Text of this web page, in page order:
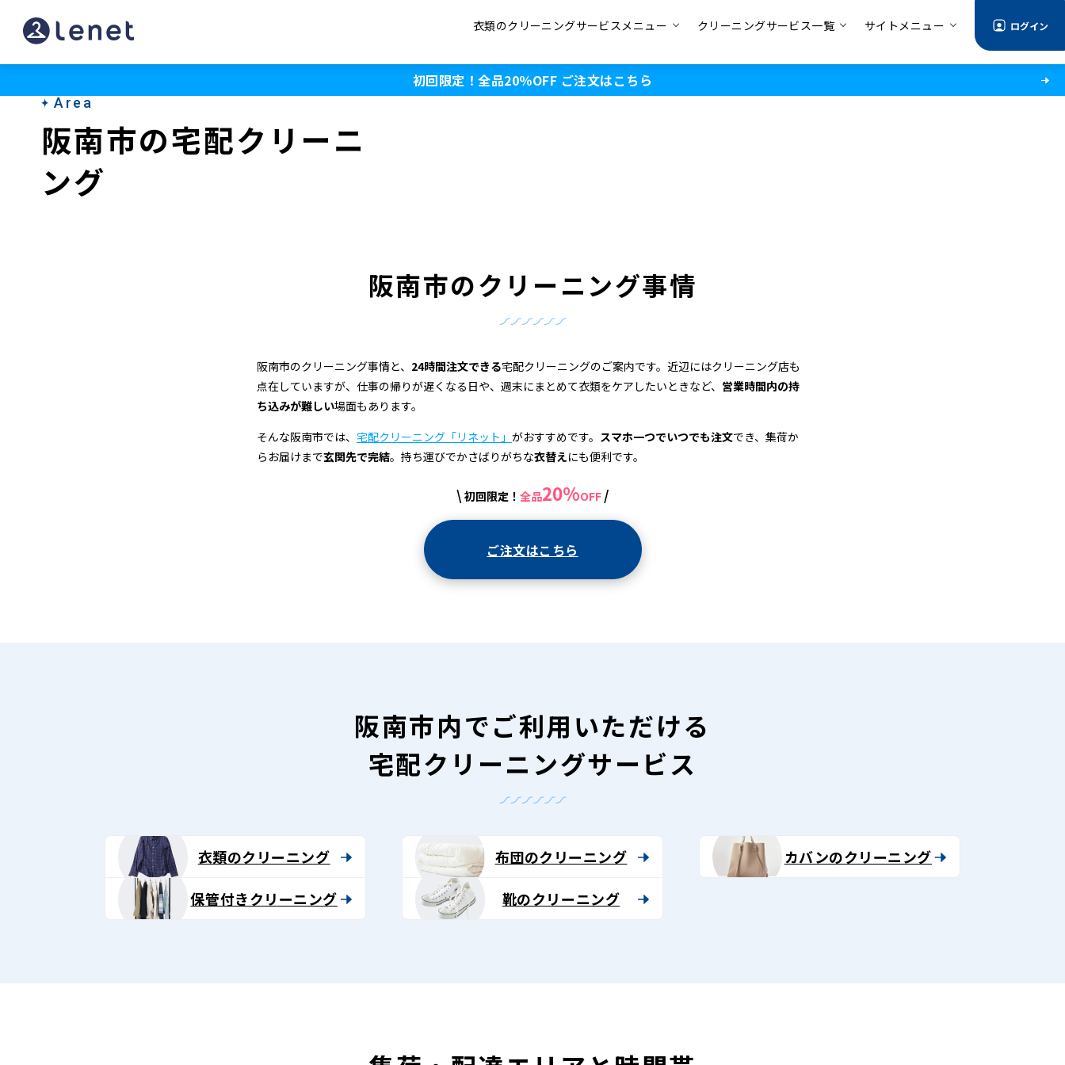
阪
南
衣類のクリーニングサービスメニュー クリーニングサービス一覧 サイトメニュー ログイン
初回限定！全品20％OFF ご注文はこちら
Area
阪南市の宅配クリーニ
ング
阪南市のクリーニング事情
阪南市のクリーニング事情と、 24時間注文できる宅配クリーニングのご案内です。近辺にはクリーニング店も
点在していますが、仕事の帰りが遅くなる日や、週末にまとめて衣類をケアしたいときなど、 営業時間内の持
ち込みが難しい場面もあります。
そんな阪南市では、 宅配クリーニング「リネット」 がおすすめです。 スマホ一つでいつでも注文でき、集荷か
らお届けまで玄関先で完結。持ち運びでかさばりがちな衣替えにも便利です。
\ 初回限定！ 全品20%OFF /
ご注文はこちら
阪南市内でご利用いただける
宅配クリーニングサービス
衣類のクリーニング
保管付きクリーニング
布団のクリーニング
靴のクリーニング
カバンのクリーニング